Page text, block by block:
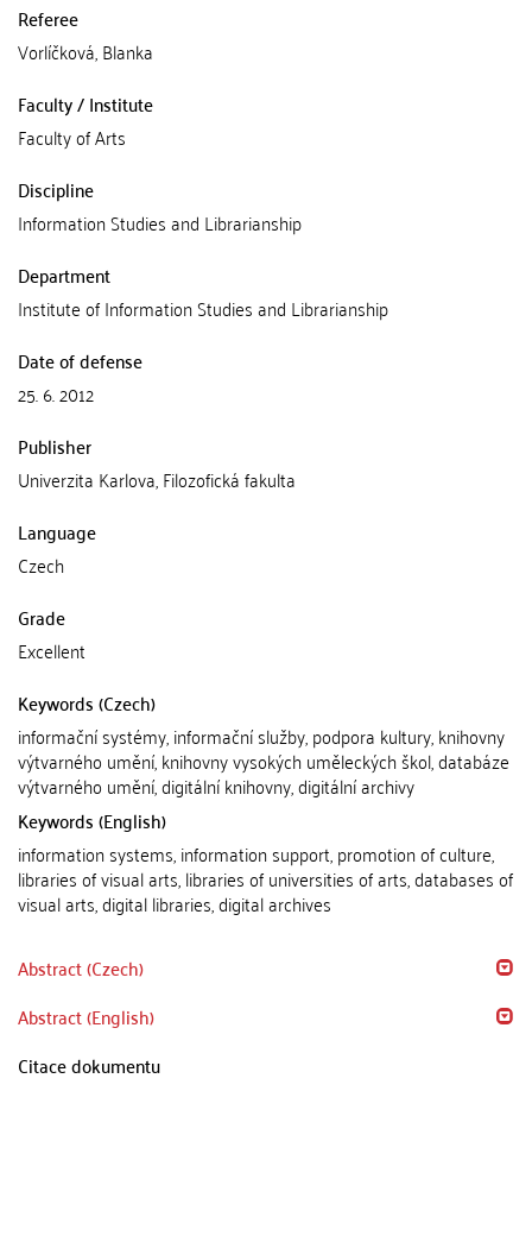
Referee
Vorlíčková, Blanka
Faculty / Institute
Faculty of Arts
Discipline
Information Studies and Librarianship
Department
Institute of Information Studies and Librarianship
Date of defense
25. 6. 2012
Publisher
Univerzita Karlova, Filozofická fakulta
Language
Czech
Grade
Excellent
Keywords (Czech)
informační systémy, informační služby, podpora kultury, knihovny
výtvarného umění, knihovny vysokých uměleckých škol, databáze
výtvarného umění, digitální knihovny, digitální archivy
Keywords (English)
information systems, information support, promotion of culture,
libraries of visual arts, libraries of universities of arts, databases of
visual arts, digital libraries, digital archives
Abstract (Czech)
Abstract (English)
Citace dokumentu